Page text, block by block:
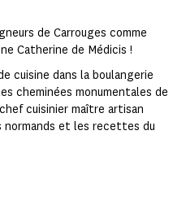
de Carrouges comme
Catherine de Médicis !
cuisine dans la boulangerie
cheminées monumentales de
cuisinier maître artisan
normands et les recettes du